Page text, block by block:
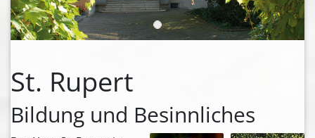
St. Rupert
Bildung und Besinnliches